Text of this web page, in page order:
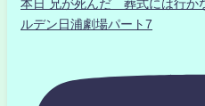
本日 兄が死んだ 葬式には行
ルデン日浦劇場パート7